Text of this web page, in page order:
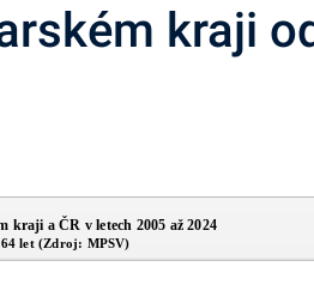
kraji
kraji a ČR v letech 2005 až 2024
let (Zdroj: MPSV)